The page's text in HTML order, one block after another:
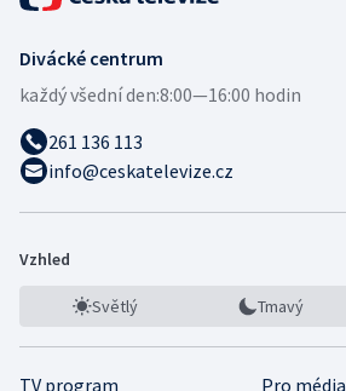
Divácké centrum
každý všední den:8:00—16:00 hodin
261 136 113
info@ceskatelevize.cz
Vzhled
Světlý Tmavý
TV program
Pro média